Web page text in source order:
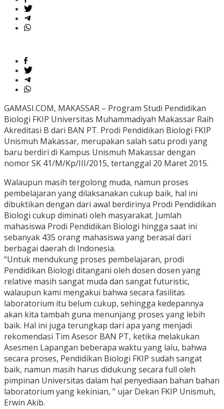
GAMASI.COM, MAKASSAR – Program Studi Pendidikan
Biologi FKIP Universitas Muhammadiyah Makassar Raih
Akreditasi B dari BAN PT. Prodi Pendidikan Biologi FKIP
Unismuh Makassar, merupakan salah satu prodi yang
baru berdiri di Kampus Unismuh Makassar dengan
nomor SK 41/M/Kp/III/2015, tertanggal 20 Maret 2015.
Walaupun masih tergolong muda, namun proses
pembelajaran yang dilaksanakan cukup baik, hal ini
dibuktikan dengan dari awal berdirinya Prodi Pendidikan
Biologi cukup diminati oleh masyarakat. Jumlah
mahasiswa Prodi Pendidikan Biologi hingga saat ini
sebanyak 435 orang mahasiswa yang berasal dari
berbagai daerah di Indonesia.
“Untuk mendukung proses pembelajaran, prodi
Pendidikan Biologi ditangani oleh dosen dosen yang
relative masih sangat muda dan sangat futuristic,
walaupun kami mengakui bahwa secara fasilitas
laboratorium itu belum cukup, sehingga kedepannya
akan kita tambah guna menunjang proses yang lebih
baik. Hal ini juga terungkap dari apa yang menjadi
rekomendasi Tim Asesor BAN PT, ketika melakukan
Asesmen Lapangan beberapa waktu yang lalu, bahwa
secara proses, Pendidikan Biologi FKIP sudah sangat
baik, namun masih harus didukung secara full oleh
pimpinan Universitas dalam hal penyediaan bahan bahan
laboratorium yang kekinian, ” ujar Dekan FKIP Unismuh,
Erwin Akib.